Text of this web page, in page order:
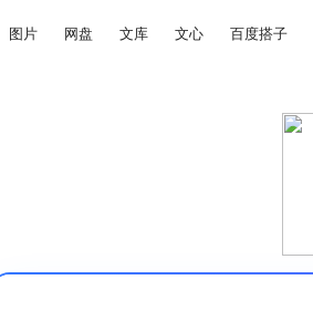
图片 网盘 文库 文心 百度搭子